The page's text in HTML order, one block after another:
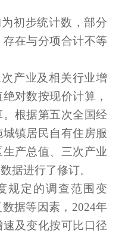
初步统计数，部分
在与分项合计不等
产业及相关行业增
对数按现价计算，
根据第五次全国经
镇居民自有住房服
产总值、三次产业
据进行了修订。
规定的调查范围变
据等因素， 2024年
及变化按可比口径